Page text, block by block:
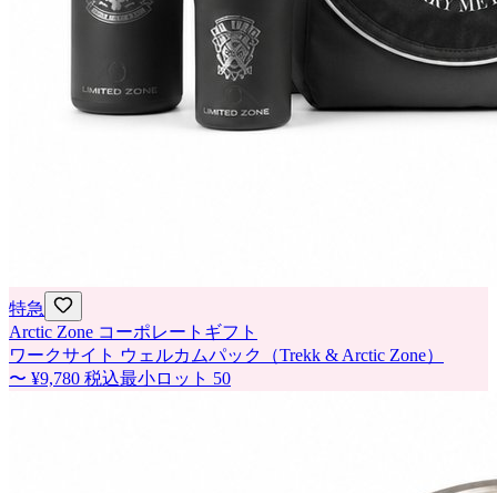
特急
Arctic Zone コーポレートギフト
ワークサイト ウェルカムパック（Trekk & Arctic Zone）
〜 ¥9,780 税込最小ロット 50